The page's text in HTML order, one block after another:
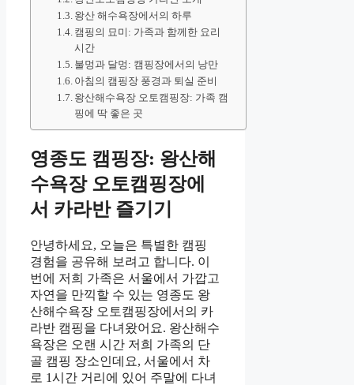
왕산 해수욕장에서의 하루
캠핑의 묘미: 가족과 함께한 요리
시간
불멍과 달멍: 캠핑장에서의 낭만
아침의 캠핑장 풍경과 퇴실 준비
왕산해수욕장 오토캠핑장: 가족 캠
핑에 딱 좋은 곳
영종도 캠핑장: 왕산해
수욕장 오토캠핑장에
서 카라반 즐기기
안녕하세요, 오늘은 특별한 캠핑
경험을 공유해 보려고 합니다. 이
번에 저희 가족은 서울에서 가깝고
자연을 만끽할 수 있는 영종도 왕
산해수욕장 오토캠핑장에서의 카
라반 캠핑을 다녀왔어요. 왕산해수
욕장은 오랜 시간 저희 가족의 단
골 캠핑 장소인데요, 서울에서 차
로 1시간 거리에 있어 주말에 다녀